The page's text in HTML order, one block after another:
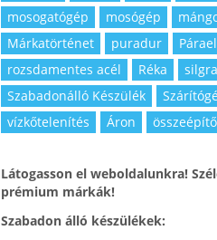
mosogatógép
mosógép
Márkatörténet
puradur
rozsdamentes acél
Réka
Szabadonálló Készülék
vízkőtelenítés
Áron
Látogasson el weboldalunkra!
prémium márkák!
Szabadon álló készülékek: